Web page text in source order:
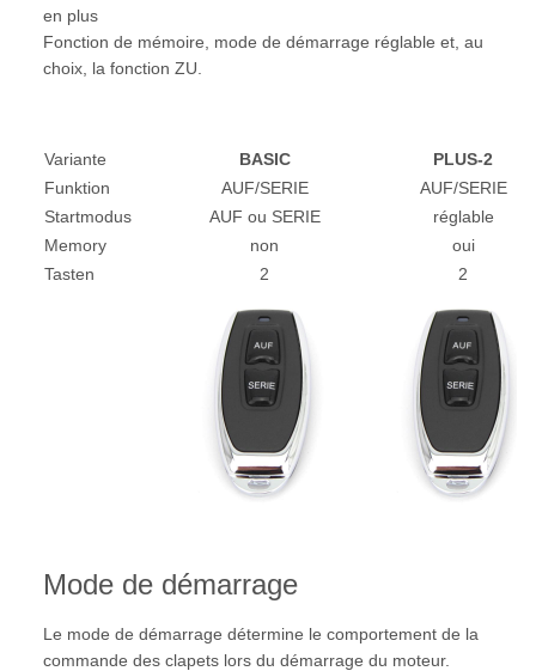
en plus
Fonction de mémoire, mode de démarrage réglable et, au
choix, la fonction ZU.
Variante BASIC
PLUS-2
Funktion
AUF/SERIE
AUF/SERIE
Startmodus
AUF ou SERIE
réglable
Memory
non
oui
Tasten
2 2
Mode de démarrage
Le mode de démarrage détermine le comportement de la
commande des clapets lors du démarrage du moteur.